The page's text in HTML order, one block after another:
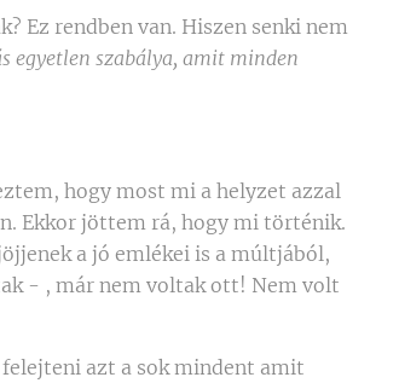
Ez rendben van. Hiszen senki nem
egyetlen szabálya, amit minden
hogy most mi a helyzet azzal
Ekkor jöttem rá, hogy mi történik.
a jó emlékei is a múltjából,
- , már nem voltak ott! Nem volt
azt a sok mindent amit